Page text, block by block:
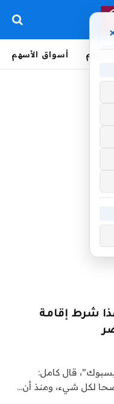
العالم أسواق الأسهم
شرط إقامة
قال كامل:
لكل شيء، ومنذ أن…